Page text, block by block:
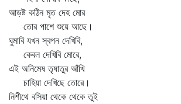
আড়ষ্ট কঠিন মৃত দেহ মোর
তোর পাশে শুয়ে আছে।
ঘুমাবি যখন স্বপন দেখিবি,
কেবল দেখিবি মোরে,
এই অনিমেষ তৃষাতুর আঁখি
চাহিয়া দেখিছে তোরে।
নিশীথে বসিয়া থেকে থেকে তুই